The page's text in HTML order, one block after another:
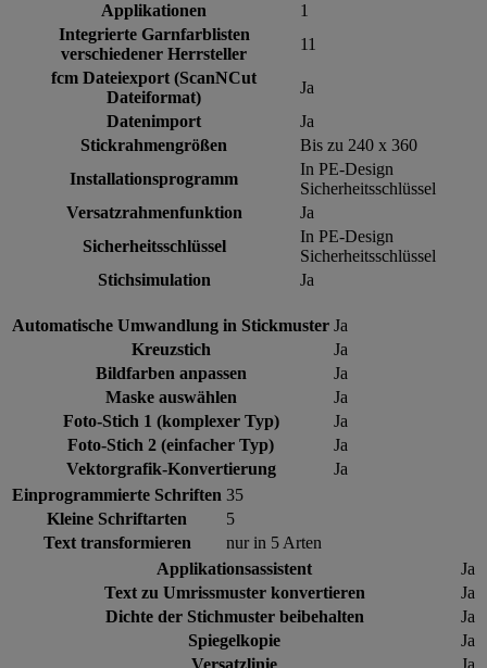
Applikationen
1
Integrierte Garnfarblisten
verschiedener Herrsteller
11
fcm Dateiexport (ScanNCut
Dateiformat)
Ja
Datenimport
Ja
Stickrahmengrößen
Bis zu 240 x 360
Installationsprogramm
In PE-Design
Sicherheitsschlüssel
Versatzrahmenfunktion
Ja
Sicherheitsschlüssel
In PE-Design
Sicherheitsschlüssel
Stichsimulation
Ja
Automatische Umwandlung in Stickmuster Ja
Kreuzstich
Ja
Bildfarben anpassen
Ja
Maske auswählen
Ja
Foto-Stich 1 (komplexer Typ)
Ja
Foto-Stich 2 (einfacher Typ)
Ja
Vektorgrafik-Konvertierung
Ja
Einprogrammierte Schriften 35
Kleine Schriftarten
5
Text transformieren
nur in 5 Arten
Applikationsassistent
Ja
Text zu Umrissmuster konvertieren
Ja
Dichte der Stichmuster beibehalten
Ja
Spiegelkopie
Ja
Versatzlinie
Ja